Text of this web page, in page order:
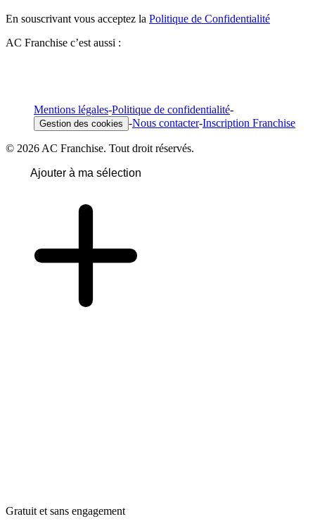
En souscrivant vous acceptez la Politique de Confidentialité
AC Franchise c’est aussi :
Mentions légales-Politique de confidentialité-
Gestion des cookies -Nous contacter-Inscription Franchise
© 2026 AC Franchise. Tout droit réservés.
Ajouter à ma sélection
Gratuit et sans engagement